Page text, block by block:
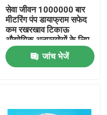
सेवा जीवन 1000000 बार
मीटरिंग पंप डायाफ्राम सफेद
कम रखरखाव टिकाऊ
औद्योगिक अनुप्रयोगों के लिए
प्रतिस्थापन भाग
जांच भेजें